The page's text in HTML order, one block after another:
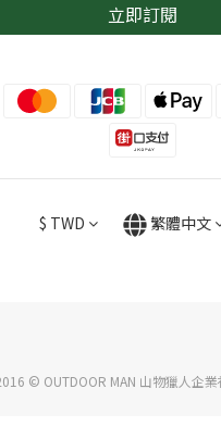
立即訂閱
$ TWD 繁體中文
© OUTDOOR MAN 山物獵人企